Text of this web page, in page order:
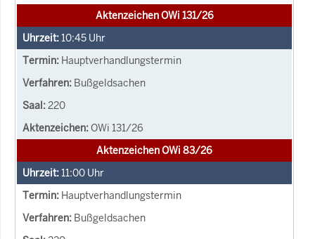
Aktenzeichen OWi 131/26
10:45 Uhr
Hauptverhandlungstermin
Bußgeldsachen
220
OWi 131/26
Aktenzeichen OWi 83/26
11:00 Uhr
Hauptverhandlungstermin
Bußgeldsachen